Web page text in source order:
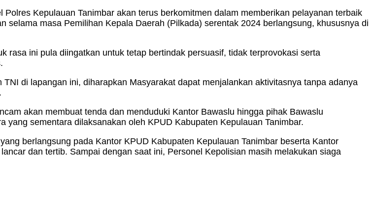
Kepulauan Tanimbar akan terus berkomitmen dalam memberikan pelayanan terbaik
selama masa Pemilihan Kepala Daerah (Pilkada) serentak 2024 berlangsung, khususnya di
rasa ini pula diingatkan untuk tetap bertindak persuasif, tidak terprovokasi serta
di lapangan ini, diharapkan Masyarakat dapat menjalankan aktivitasnya tanpa adanya
akan membuat tenda dan menduduki Kantor Bawaslu hingga pihak Bawaslu
sementara dilaksanakan oleh KPUD Kabupaten Kepulauan Tanimbar.
berlangsung pada Kantor KPUD Kabupaten Kepulauan Tanimbar beserta Kantor
dan tertib. Sampai dengan saat ini, Personel Kepolisian masih melakukan siaga